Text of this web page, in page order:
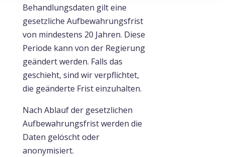
Behandlungsdaten gilt eine
gesetzliche Aufbewahrungsfrist
von mindestens 20 Jahren. Diese
Periode kann von der Regierung
geändert werden. Falls das
geschieht, sind wir verpflichtet,
die geänderte Frist einzuhalten.
Nach Ablauf der gesetzlichen
Aufbewahrungsfrist werden die
Daten gelöscht oder
anonymisiert.